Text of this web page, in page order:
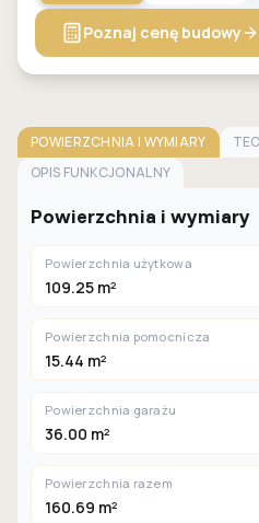
Poznaj cenę budowy
POWIERZCHNIA I WYMIARY
OPIS FUNKCJONALNY
Powierzchnia i wymiary
Powierzchnia użytkowa
109.25 m²
Powierzchnia pomocnicza
15.44 m²
Powierzchnia garażu
36.00 m²
Powierzchnia razem
160.69 m²